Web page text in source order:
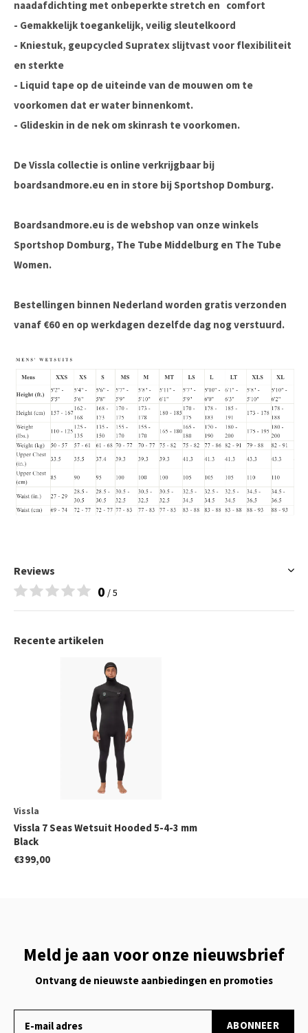
naadafdichting met onbeperkte stretch en comfort
- Gemakkelijk toegankelijk, veilig sleutelkoord
- Kniestuk, geupcycled Supratex slijtvast voor flexibiliteit
en sterkte
- Liquid tape op de uiteinde van de mouwen om te
voorkomen dat er water binnenkomt.
- Glideskin in de nek om skinrash te voorkomen.
De Vissla collectie is online verkrijgbaar bij
boardsandmore.eu en in store bij Sportshop Domburg.
Boardsandmore.eu is de webshop van onze winkels
Sportshop Domburg, The Tube Middelburg en The Tube
Women.
Bestellingen binnen Nederland worden gratis verzonden
vanaf €60 en op werkdagen dezelfde dag nog verstuurd.
Reviews
0 / 5
Recente artikelen
Vissla
Vissla 7 Seas Wetsuit Hooded 5-4-3 mm
Black
€399,00
Meld je aan voor onze nieuwsbrief
Ontvang de nieuwste aanbiedingen en promoties
ABONNEER